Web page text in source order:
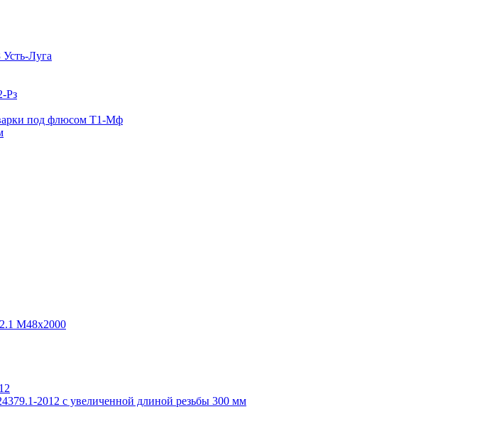
Луга
Рз
под флюсом Т1-Мф
М48х2000
2012 с увеличенной длиной резьбы 300 мм